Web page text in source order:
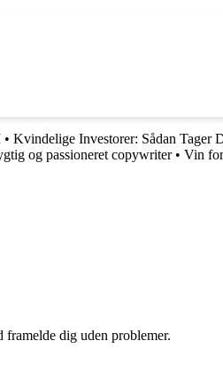
• Kvindelige Investorer: Sådan Tager
og passioneret copywriter• Vin
dig uden problemer.